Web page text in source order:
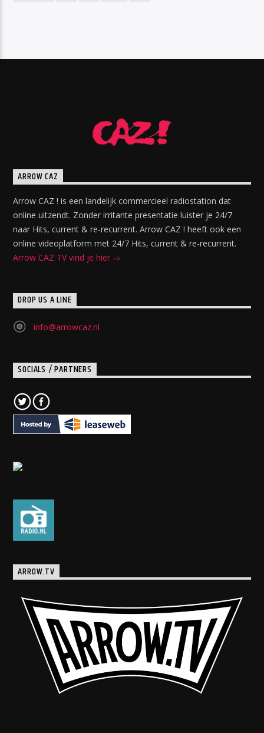
ARROW CAZ
Arrow CAZ ! is een landelijk commercieel radiostation dat
online uitzendt. Zonder irritante presentatie luister je 24/7
naar Hits, current & re-recurrent. Arrow CAZ ! heeft ook een
online videoplatform met 24/7 Hits, current & re-recurrent.
Arrow CAZ TV vind je hier
DROP US A LINE
info@arrowcaz.nl
SOCIALS / PARTNERS
ARROW.TV